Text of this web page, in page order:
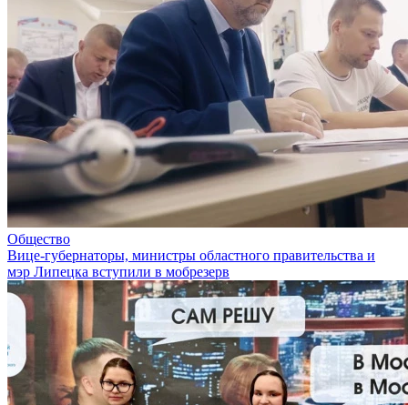
Общество
Вице-губернаторы, министры областного правительства и
мэр Липецка вступили в мобрезерв